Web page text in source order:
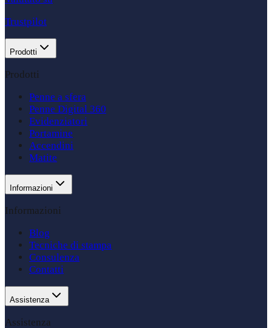
Trustpilot
Prodotti
Prodotti
Penne a sfera
Penne Digital 360
Evidenziatori
Portamine
Accendini
Matite
Informazioni
Informazioni
Blog
Tecniche di stampa
Consulenza
Contatti
Assistenza
Assistenza